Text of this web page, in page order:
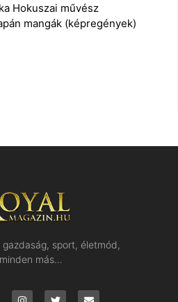
Hokuszai művész
mangák (képregények)
sport, életmód,
más…